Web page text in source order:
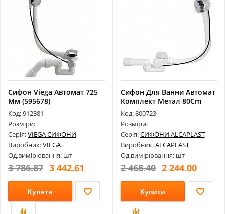
Сифон Viega Автомат 725
Мм (595678)
Код: 912381
Розміри:
Серія:VIEGA СИФОНИ
Виробник:VIEGA
Од.вимірювання: шт
3 786.87 3 442.61
Купити
Сифон Для Ванни Автомат
Комплект Метал 80Cm
A55Km-80...
Код: 800723
Розміри:
Серія:СИФОНИ ALCAPLAST
Виробник:ALCAPLAST
Од.вимірювання: шт
2 468.40 2 244.00
Купити